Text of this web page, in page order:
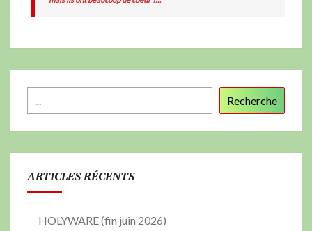
Recherche
ARTICLES RÉCENTS
HOLYWARE (fin juin 2026)